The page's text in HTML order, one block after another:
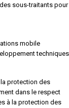
des sous-traitants pour
mobile
techniques
la protection des
dans le respect
à la protection des